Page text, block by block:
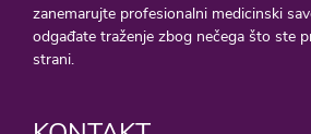
zanemarujte profesionalni medicinski
odgađate traženje zbog nečega što ste
strani.